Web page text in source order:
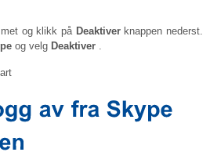
og klikk på Deaktiverknappen nederst.
og velg Deaktiver.